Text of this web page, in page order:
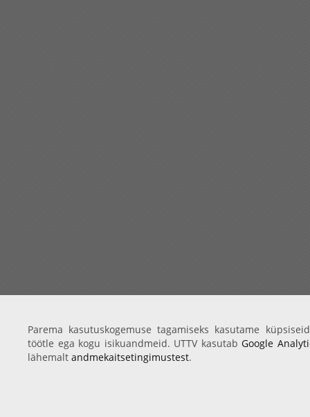
Parema kasutuskogemuse tagamiseks kasutame
töötle ega kogu isikuandmeid. UTTV kasutabGoogle
lähemalt andmekaitsetingimustest.